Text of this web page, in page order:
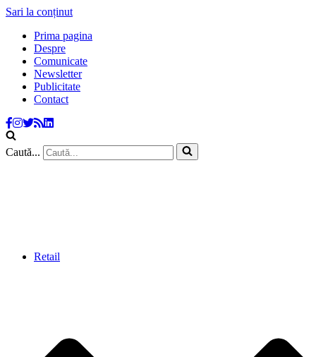
Sari la conținut
Prima pagina
Despre
Comunicate
Newsletter
Publicitate
Contact
Caută...
Retail